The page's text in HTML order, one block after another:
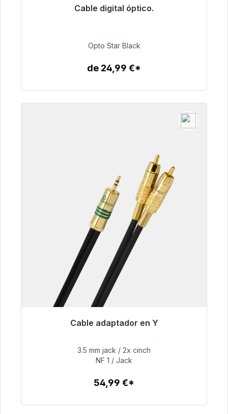
Cable digital óptico.
Listo para envío inmediato, plazo de entrega
93,00 €
Opto Star Black
de 24,99 €*
Cable adaptador en Y
Listo para envío inmediato, plazo de entrega
54,99 €
3.5 mm jack / 2x cinch
NF 1 / Jack
54,99 €*